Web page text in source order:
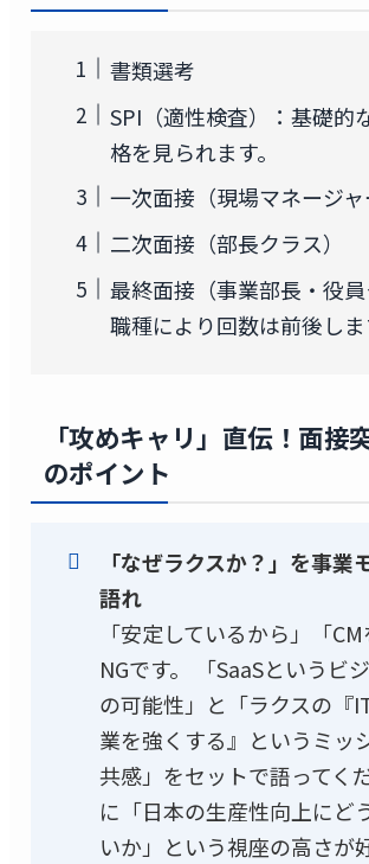
書類選考
SPI（適性検査）：基礎的
格を見られます。
一次面接（現場マネージャ
二次面接（部長クラス）
最終面接（事業部長・役
職種により回数は前後しま
「攻めキャリ」直伝！面接
のポイント
「なぜラクスか？」を事業
語れ
「安定しているから」「
NGです。 「SaaSというビ
の可能性」と「ラクスの『
業を強くする』というミッ
共感」をセットで語ってく
に「日本の生産性向上にど
いか」という視座の高さが